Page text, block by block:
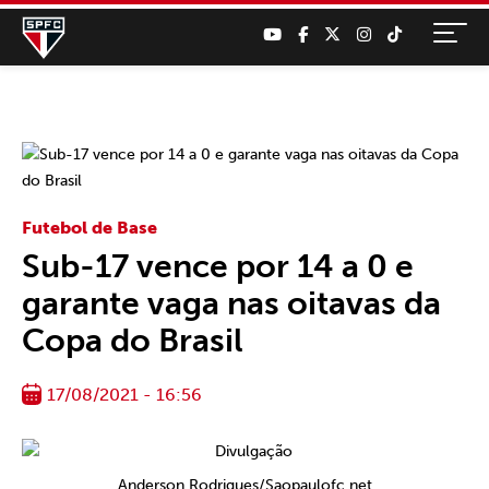
Futebol de Base
Sub-17 vence por 14 a 0 e
garante vaga nas oitavas da
Copa do Brasil
17/08/2021 - 16:56
Anderson Rodrigues/Saopaulofc.net